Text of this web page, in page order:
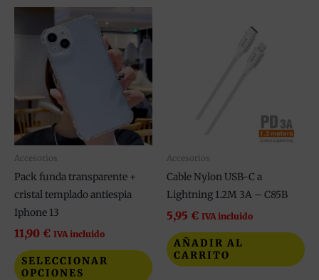
Accesorios
Pack funda transparente +
cristal templado antiespia
Iphone 13
11,90 € IVA incluido
SELECCIONAR
OPCIONES
variantes.
Las
opciones
pueden
elegir
producto
Accesorios
Cable Nylon USB-C a
Lightning 1.2M 3A – C85B
5,95 € IVA incluido
AÑADIR AL
CARRITO